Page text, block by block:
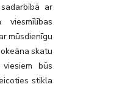
ar
mūsdienīgu
skatu
būs
stikla